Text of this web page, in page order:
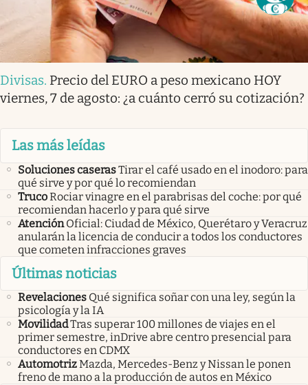
Divisas. Precio del EURO a peso mexicano HOY
viernes, 7 de agosto: ¿a cuánto cerró su cotización?
Las más leídas
Soluciones caserasTirar el café usado en el inodoro: para
qué sirve y por qué lo recomiendan
TrucoRociar vinagre en el parabrisas del coche: por qué
recomiendan hacerlo y para qué sirve
Atención Oficial: Ciudad de México, Querétaro y Veracruz
anularán la licencia de conducir a todos los conductores
que cometen infracciones graves
Últimas noticias
Revelaciones Qué significa soñar con una ley, según la
psicología y la IA
MovilidadTras superar 100 millones de viajes en el
primer semestre, inDrive abre centro presencial para
conductores en CDMX
AutomotrizMazda, Mercedes-Benz y Nissan le ponen
freno de mano a la producción de autos en México